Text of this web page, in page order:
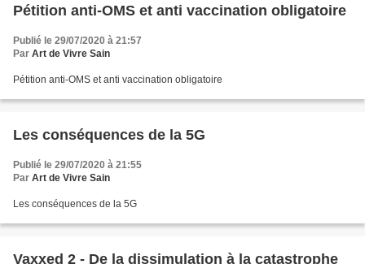
Pétition anti-OMS et anti vaccination obligatoire
Publié le 29/07/2020 à 21:57
Par Art de Vivre Sain
Pétition anti-OMS et anti vaccination obligatoire
Les conséquences de la 5G
Publié le 29/07/2020 à 21:55
Par Art de Vivre Sain
Les conséquences de la 5G
Vaxxed 2 - De la dissimulation à la catastrophe